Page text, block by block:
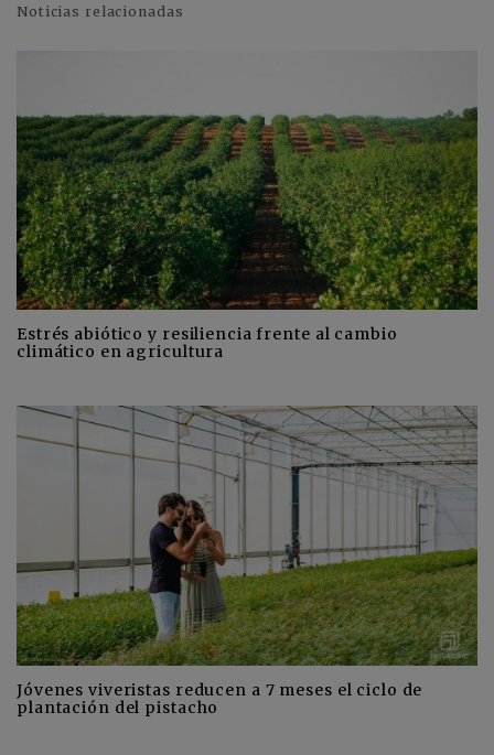
Noticias relacionadas
Estrés abiótico y resiliencia frente al cambio
climático en agricultura
Jóvenes viveristas reducen a 7 meses el ciclo de
plantación del pistacho